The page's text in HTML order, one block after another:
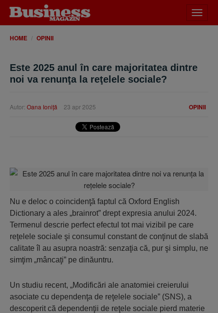
meniu
HOME OPINII
Este 2025 anul în care majoritatea dintre
noi va renunţa la reţelele sociale?
OPINII
Autor: Oana Ioniţă 23 apr 2025
Nu e deloc o coincidenţă faptul că Oxford English
Dictionary a ales „brainrot” drept expresia anului 2024.
Termenul descrie perfect efectul tot mai vizibil pe care
reţelele sociale şi consumul constant de conţinut de slabă
calitate îl au asupra noastră: senzaţia că, pur şi simplu, ne
simţim „mâncaţi” pe dinăuntru.
Un studiu recent, „Modificări ale anatomiei creierului
asociate cu dependenţa de reţelele sociale” (SNS), a
descoperit că dependenţii de reţele sociale pierd materie